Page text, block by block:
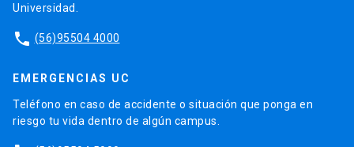
Universidad.
phone (56)95504 4000
EMERGENCIAS UC
Teléfono en caso de accidente o situación que ponga en
riesgo tu vida dentro de algún campus.